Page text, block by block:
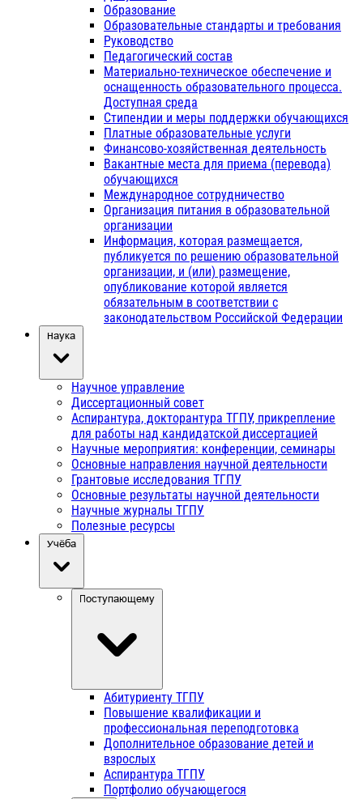
Образование
Образовательные стандарты и требования
Руководство
Педагогический состав
Материально-техническое обеспечение и
оснащенность образовательного процесса.
Доступная среда
Стипендии и меры поддержки обучающихся
Платные образовательные услуги
Финансово-хозяйственная деятельность
Вакантные места для приема (перевода)
обучающихся
Международное сотрудничество
Организация питания в образовательной
организации
Информация, которая размещается,
публикуется по решению образовательной
организации, и (или) размещение,
опубликование которой является
обязательным в соответствии с
законодательством Российской Федерации
Наука
Научное управление
Диссертационный совет
Аспирантура, докторантура ТГПУ, прикрепление
для работы над кандидатской диссертацией
Научные мероприятия: конференции, семинары
Основные направления научной деятельности
Грантовые исследования ТГПУ
Основные результаты научной деятельности
Научные журналы ТГПУ
Полезные ресурсы
Учёба
Поступающему
Абитуриенту ТГПУ
Повышение квалификации и
профессиональная переподготовка
Дополнительное образование детей и
взрослых
Аспирантура ТГПУ
Портфолио обучающегося